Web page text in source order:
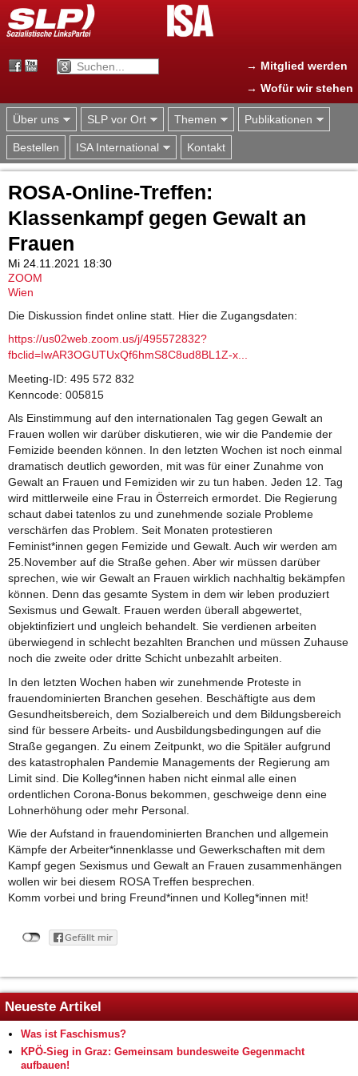
Jump to navigation
→ Mitglied werden
→ Wofür wir stehen
Über uns SLP vor Ort Themen Publikationen
Bestellen ISA International Kontakt
ROSA-Online-Treffen:
Klassenkampf gegen Gewalt an
Frauen
Mi 24.11.2021 18:30
ZOOM
Wien
Die Diskussion findet online statt. Hier die Zugangsdaten:
https://us02web.zoom.us/j/495572832?
fbclid=IwAR3OGUTUxQf6hmS8C8ud8BL1Z-x...
Meeting-ID: 495 572 832
Kenncode: 005815
Als Einstimmung auf den internationalen Tag gegen Gewalt an
Frauen wollen wir darüber diskutieren, wie wir die Pandemie der
Femizide beenden können. In den letzten Wochen ist noch einmal
dramatisch deutlich geworden, mit was für einer Zunahme von
Gewalt an Frauen und Femiziden wir zu tun haben. Jeden 12. Tag
wird mittlerweile eine Frau in Österreich ermordet. Die Regierung
schaut dabei tatenlos zu und zunehmende soziale Probleme
verschärfen das Problem. Seit Monaten protestieren
Feminist*innen gegen Femizide und Gewalt. Auch wir werden am
25.November auf die Straße gehen. Aber wir müssen darüber
sprechen, wie wir Gewalt an Frauen wirklich nachhaltig bekämpfen
können. Denn das gesamte System in dem wir leben produziert
Sexismus und Gewalt. Frauen werden überall abgewertet,
objektinfiziert und ungleich behandelt. Sie verdienen arbeiten
überwiegend in schlecht bezahlten Branchen und müssen Zuhause
noch die zweite oder dritte Schicht unbezahlt arbeiten.
In den letzten Wochen haben wir zunehmende Proteste in
frauendominierten Branchen gesehen. Beschäftigte aus dem
Gesundheitsbereich, dem Sozialbereich und dem Bildungsbereich
sind für bessere Arbeits- und Ausbildungsbedingungen auf die
Straße gegangen. Zu einem Zeitpunkt, wo die Spitäler aufgrund
des katastrophalen Pandemie Managements der Regierung am
Limit sind. Die Kolleg*innen haben nicht einmal alle einen
ordentlichen Corona-Bonus bekommen, geschweige denn eine
Lohnerhöhung oder mehr Personal.
Wie der Aufstand in frauendominierten Branchen und allgemein
Kämpfe der Arbeiter*innenklasse und Gewerkschaften mit dem
Kampf gegen Sexismus und Gewalt an Frauen zusammenhängen
wollen wir bei diesem ROSA Treffen besprechen.
Komm vorbei und bring Freund*innen und Kolleg*innen mit!
Neueste Artikel
Was ist Faschismus?
KPÖ-Sieg in Graz: Gemeinsam bundesweite Gegenmacht
aufbauen!